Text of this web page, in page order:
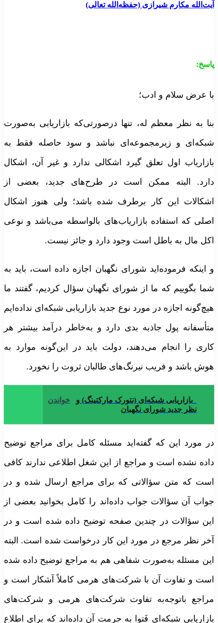
مکارم شیرازی (حفظه‌الله تعالی)
:
عرض سلام و ادب؛
به نظر معظم له، تنها درصورتی‌که بازاریابی به‌صورت
و زیرمجموعه‌ای نباشد و سود حاصله فقط به
اول تعلق گیرد اشکالی ندارد و غیر آن، اشکال
البته ممکن است در طرح‌های جدید، بعضی از
این کار برطرف شده باشد؛ ولی هنوز اشکال
که استفاده بازاریاب‌های بالواسطه می‌باشد و نوعی
مال به باطل است وجود دارد و جائز نیست.
اینکه فرموده‌اید شورای نگهبان اجازه داده است، باید به
بگوییم که ما از شورای نگهبان سؤال کردیم، گفتند ما
اجازه در مورد نوع جدید بازاریابی شبکه‌ای نداده‌ایم
پول جاذبه بدی دارد و به‌خاطر درآمد بیشتر هر
را انجام می‌دهند، دولت باید در این‌گونه موارد به
باشد و فریب نیرنگ‌های طالبان ثروت را نخورد.
خواندن
بازاریابی شبکه‌ای (نتورک مارکتینگ) و
نظر جدید شورای نگهبان
مورد این که گفته‌اید مسئله کامل برای مراجع توضیح
نشده است و مراجع از این شغل اطلاعی ندارند کافی
که متن سؤالاتی که برای مراجع ارسال شده و در
آن سؤالات جواب داده‌اند را کامل بخوانید بعضی از
سؤالات در چندین صفحه توضیح داده شده است و در
نظر مرجع در مورد این کار درخواست شده است. البته
مسئله به‌صورت شفاهی هم به مراجع توضیح داده شده
و تفاوت آن با شرکت‌های هرمی کاملاً آشکار است و
باتوجه‌به تفاوت شرکت‌های هرمی و شرکت‌های
شبکه‌ای فَتوا به حرمت آن داده‌اند که برای اطلاع